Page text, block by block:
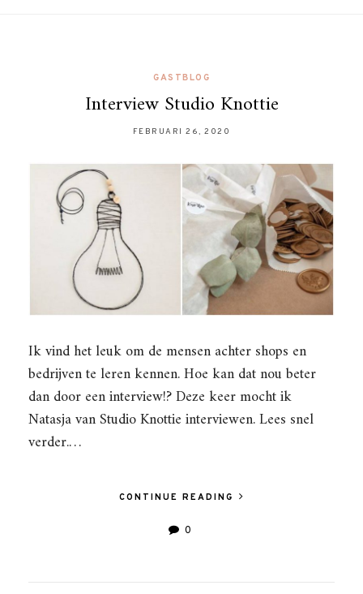
GASTBLOG
Interview Studio Knottie
FEBRUARI 26, 2020
Ik vind het leuk om de mensen achter shops en
bedrijven te leren kennen. Hoe kan dat nou beter
dan door een interview!? Deze keer mocht ik
Natasja van Studio Knottie interviewen. Lees snel
verder.…
CONTINUE READING
0